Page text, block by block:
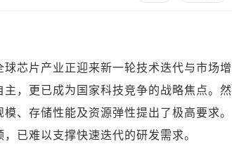
芯片产业正迎来新一轮技术迭代与市场增
，更已成为国家科技竞争的战略焦点。然
、存储性能及资源弹性提出了极高要求。
已难以支撑快速迭代的研发需求。